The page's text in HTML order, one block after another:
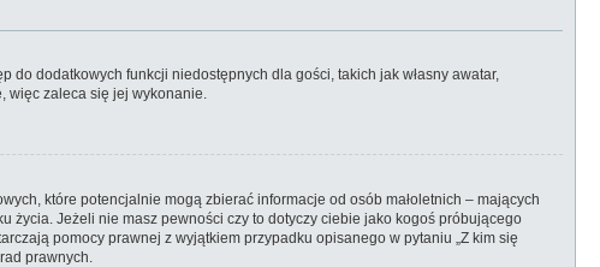
dodatkowych funkcji niedostępnych dla gości, takich jak własny awatar,
więc zaleca się jej wykonanie.
które potencjalnie mogą zbierać informacje od osób małoletnich – mających
Jeżeli nie masz pewności czy to dotyczy ciebie jako kogoś próbującego
pomocy prawnej z wyjątkiem przypadku opisanego w pytaniu „Z kim się
prawnych.